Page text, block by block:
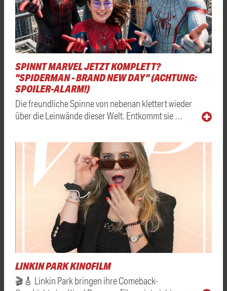
SPINNT MARVEL JETZT KOMPLETT?
"SPIDERMAN - BRAND NEW DAY" (ACHTUNG:
SPOILER-ALARM!)
Die freundliche Spinne von nebenan klettert wieder
über die Leinwände dieser Welt. Entkommt sie …
LINKIN PARK KINOFILM
🎬🎸 Linkin Park bringen ihre Comeback-